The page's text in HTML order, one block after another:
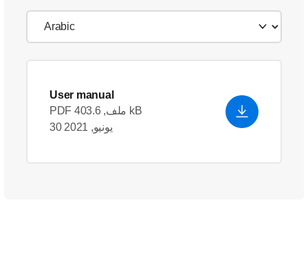
User manual
PDF ملف, 403.6 kB
30 يونيو, 2021